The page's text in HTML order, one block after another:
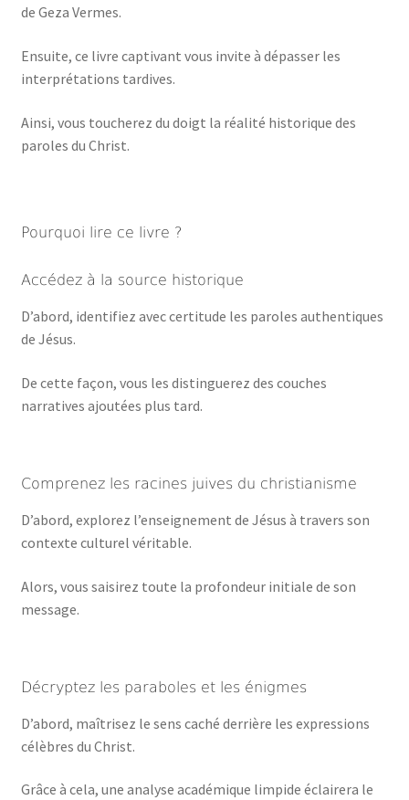
de Geza Vermes.
Ensuite, ce livre captivant vous invite à dépasser les
interprétations tardives.
Ainsi, vous toucherez du doigt la réalité historique des
paroles du Christ.
Pourquoi lire ce livre ?
Accédez à la source historique
D’abord, identifiez avec certitude les paroles authentiques
de Jésus.
De cette façon, vous les distinguerez des couches
narratives ajoutées plus tard.
Comprenez les racines juives du christianisme
D’abord, explorez l’enseignement de Jésus à travers son
contexte culturel véritable.
Alors, vous saisirez toute la profondeur initiale de son
message.
Décryptez les paraboles et les énigmes
D’abord, maîtrisez le sens caché derrière les expressions
célèbres du Christ.
Grâce à cela, une analyse académique limpide éclairera le